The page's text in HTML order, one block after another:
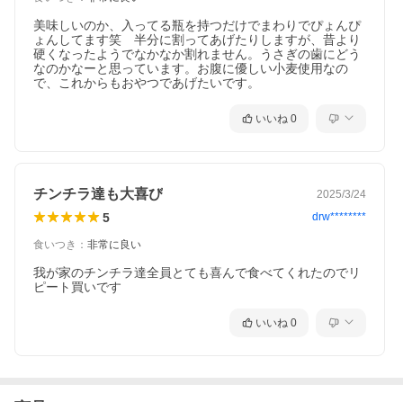
美味しいのか、入ってる瓶を持つだけでまわりでぴょんぴ
ょんしてます笑　半分に割ってあげたりしますが、昔より
硬くなったようでなかなか割れません。うさぎの歯にどう
なのかなーと思っています。お腹に優しい小麦使用なの
で、これからもおやつであげたいです。
いいね 0
チンチラ達も大喜び 2025/3/24
5 drw********
食いつき ： 非常に良い
我が家のチンチラ達全員とても喜んで食べてくれたのでリ
ピート買いです
いいね 0